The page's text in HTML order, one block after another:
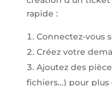
rapide :
Connectez-vous
Créez votre
Ajoutez des
fichiers…) pour plus